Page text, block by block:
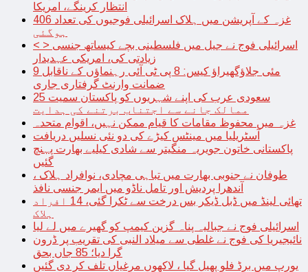
انتظار کرینگے، امریکا
غزہ کے آپریشن میں ہلاک اسرائیلی فوجیوں کی تعداد 406
ہوگئی
< > اسرائیلی فوج نے جیل میں فلسطینی بچے کیساتھ جنسی
زیادتی کی، امریکی عہدیدار
9 مئی جلاؤگھیراؤ کیس: 8 پی ٹی آئی رہنماؤں کے ناقابل
ضمانت وارنٹ گرفتاری جاری
سعودی عرب کی اپنے شہریوں کو پاکستان سمیت 25
ممالک جانے سے اجتناب برتنے کی ہدایت
غزہ میں محفوظ مقامات کا قیام ممکن نہیں، اقوام متحدہ
آسٹریلیا میں مینٹس کیڑے کی دو نئی نسلیں دریافت
پاکستانی خاتون جویریہ منگیتر سے شادی کیلیے بھارت پہنچ
گئیں
طوفان نے جنوبی بھارت میں تباہی مچادی، نوافراد ہلاک ،
آندھرا پردیش اور تامل ناڈو میں ایمر جنسی نافذ
تھائی لینڈ میں ڈبل ڈیکر بس درخت سے ٹکرا گئی، 14 افراد
ہلاک
اسرائیلی فوج نے جبالیہ پناہ گزین کیمپ کو گھیرے میں لے لیا
نائیجیریا کی فوج نے غلطی سے میلاد النبی کی تقریب پر ڈرون
گرا دیا؛ 85 جاں بحق
یورپ میں برڈ فلو پھیل گیا ، لاکھوں مرغیاں تلف کر دی گئیں